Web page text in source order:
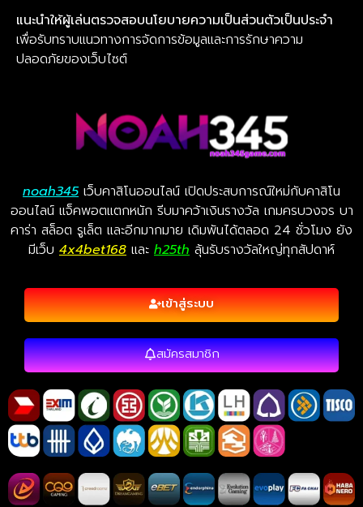
แนะนำให้ผู้เล่นตรวจสอบนโยบายความเป็นส่วนตัวเป็นประจำ
เพื่อรับทราบแนวทางการจัดการข้อมูลและการรักษาความ
ปลอดภัยของเว็บไซต์
noah345 เว็บคาสิโนออนไลน์ เปิดประสบการณ์ใหม่กับคาสิโน
ออนไลน์ แจ็คพอตแตกหนัก รีบมาคว้าเงินรางวัล เกมครบวงจร บา
คาร่า สล็อต รูเล็ต และอีกมากมาย เดิมพันได้ตลอด 24 ชั่วโมง ยัง
มีเว็บ 4x4bet168 และ h25th ลุ้นรับรางวัลใหญ่ทุกสัปดาห์
เข้าสู่ระบบ
สมัครสมาชิก